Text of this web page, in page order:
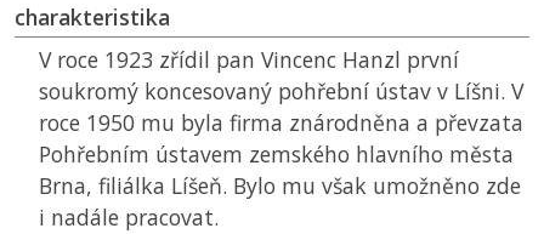
charakteristika
V roce 1923 zřídil pan Vincenc Hanzl první
soukromý koncesovaný pohřební ústav v Líšni. V
roce 1950 mu byla firma znárodněna a převzata
Pohřebním ústavem zemského hlavního města
Brna, filiálka Líšeň. Bylo mu však umožněno zde
i nadále pracovat.